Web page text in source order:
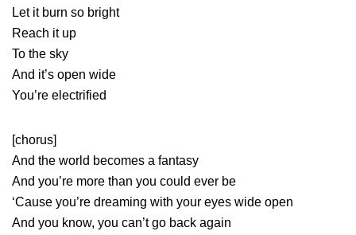
Let it burn so bright
Reach it up
To the sky
And it’s open wide
You’re electrified
[chorus]
And the world becomes a fantasy
And you’re more than you could ever be
‘Cause you’re dreaming with your eyes wide open
And you know, you can’t go back again